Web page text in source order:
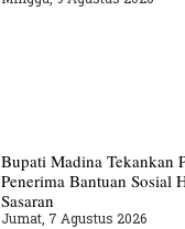
Bupati Madina Tekankan
Penerima Bantuan Sosial
Sasaran
Jumat, 7 Agustus 2026